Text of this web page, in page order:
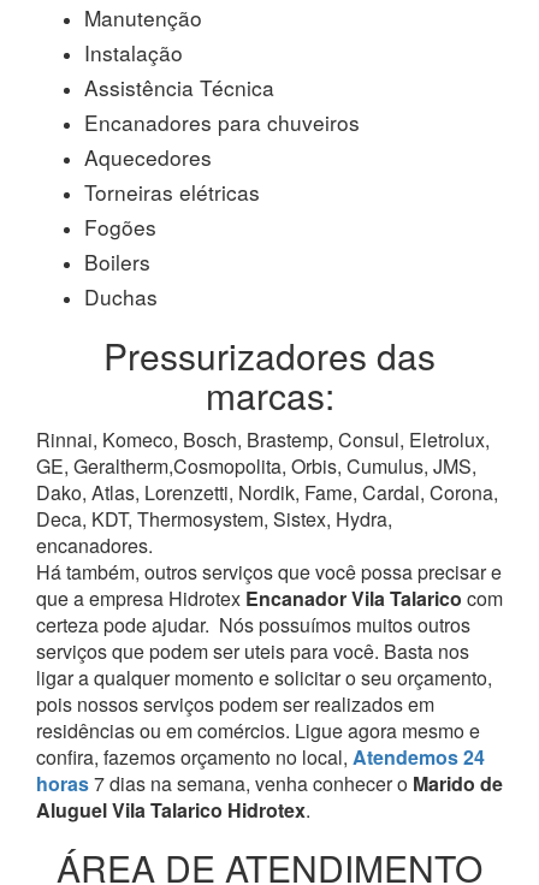
Manutenção
Instalação
Assistência Técnica
Encanadores para chuveiros
Aquecedores
Torneiras elétricas
Fogões
Boilers
Duchas
Pressurizadores das
marcas:
Rinnai, Komeco, Bosch, Brastemp, Consul, Eletrolux,
GE, Geraltherm,Cosmopolita, Orbis, Cumulus, JMS,
Dako, Atlas, Lorenzetti, Nordik, Fame, Cardal, Corona,
Deca, KDT, Thermosystem, Sistex, Hydra,
encanadores.
Há também, outros serviços que você possa precisar e
que a empresa Hidrotex Encanador Vila Talarico com
certeza pode ajudar. Nós possuímos muitos outros
serviços que podem ser uteis para você. Basta nos
ligar a qualquer momento e solicitar o seu orçamento,
pois nossos serviços podem ser realizados em
residências ou em comércios. Ligue agora mesmo e
confira, fazemos orçamento no local, Atendemos 24
horas7 dias na semana, venha conhecer o Marido de
Aluguel Vila Talarico Hidrotex.
ÁREA DE ATENDIMENTO